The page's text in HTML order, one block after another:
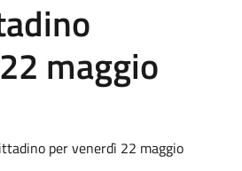
maggio
per venerdì 22 maggio